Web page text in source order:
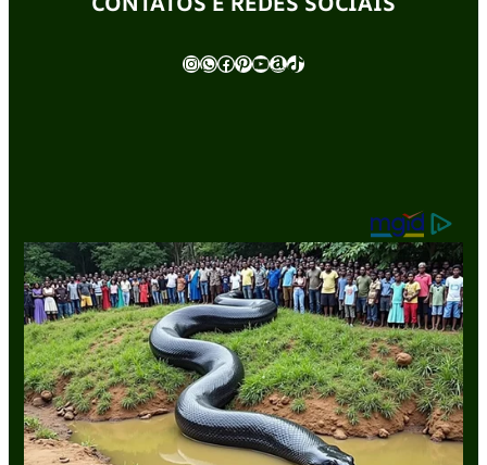
InstagramWhatsApp Facebook Pinterest Youtube Amazon TikTok